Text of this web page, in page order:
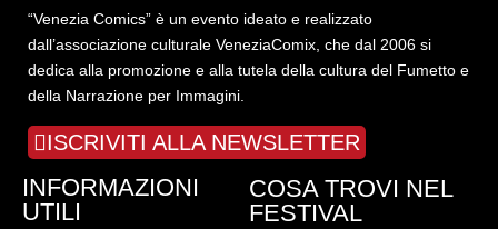
“Venezia Comics” è un evento ideato e realizzato
dall’associazione culturale VeneziaComix, che dal 2006 si
dedica alla promozione e alla tutela della cultura del Fumetto e
della Narrazione per Immagini.
ISCRIVITI ALLA NEWSLETTER
INFORMAZIONI
UTILI
COSA TROVI NEL
FESTIVAL